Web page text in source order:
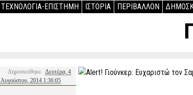
ΤΕΧΝΟΛΟΓΙΑ-ΕΠΙΣΤΗΜΗ
ΙΣΤΟΡΙΑ ΠΕΡΙΒΑΛΛΟΝ
Δημοσιεύθηκε Δευτέρα, 4
Αυγούστου, 2014 1:36:05